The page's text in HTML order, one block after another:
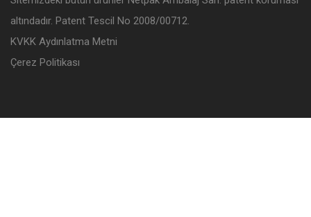
altındadır. Patent Tescil No 2008/00712.
KVKK Aydınlatma Metni
Çerez Politikası